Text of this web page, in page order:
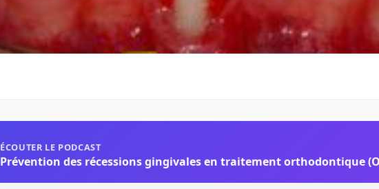
ÉCOUTER LE PODCAST
Prévention des récessions gingivales en traitement orthodontique